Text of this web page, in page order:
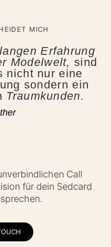
MICH
Erfahrung
Modelwelt, sind
nicht nur eine
sondern ein
Traumkunden.
Call
für dein Sedcard